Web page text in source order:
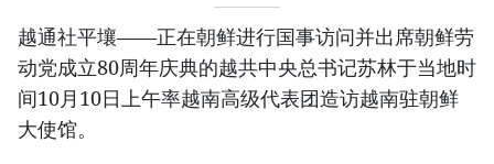
越通社平壤——正在朝鲜进行国事访问并出席朝鲜劳
动党成立80周年庆典的越共中央总书记苏林于当地时
间10月10日上午率越南高级代表团造访越南驻朝鲜
大使馆。